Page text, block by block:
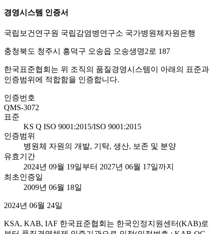
경영시스템 인증서
국립보건연구원 국립감염병연구소 국가병원체자원은행
충청북도 청주시 흥덕구 오송읍 오송생명2로 187
한국표준협회는 위 조직의 품질경영시스템이 아래의 표준과
인증범위에 적합함을 인증합니다.
인증번호
QMS-3072
표준
KS Q ISO 9001:2015/ISO 9001:2015
인증범위
병원체 자원의 개발, 기탁, 생산, 보존 및 분양
유효기간
2024년 09월 19일부터 2027년 06월 17일까지
최초인증일
2009년 06월 18일
2024년 06월 24일
KSA, KAB, IAF 한국표준협회는 한국인정지원센터(KAB)로